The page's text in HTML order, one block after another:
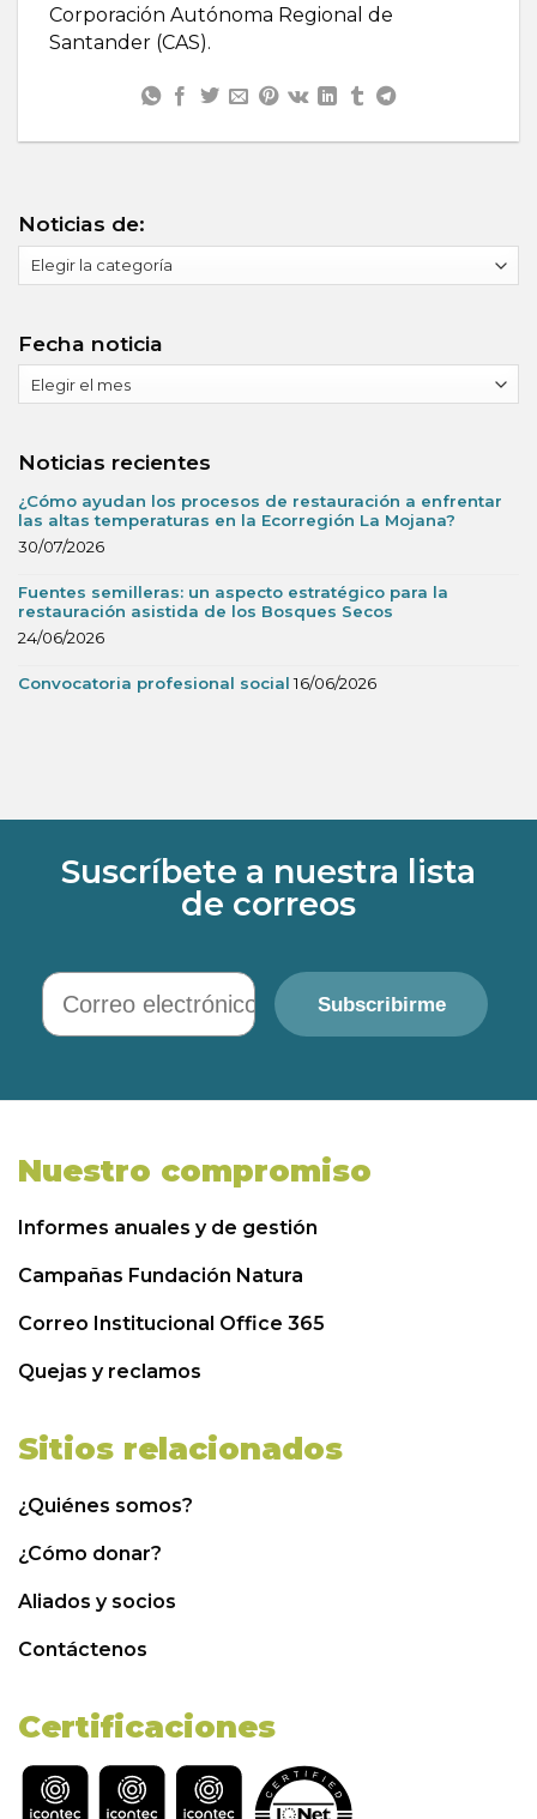
Corporación Autónoma Regional de
Santander (CAS).
Noticias de:
de:
Fecha noticia
noticia
Noticias recientes
¿Cómo ayudan los procesos de restauración a enfrentar
las altas temperaturas en la Ecorregión La Mojana?
30/07/2026
Fuentes semilleras: un aspecto estratégico para la
restauración asistida de los Bosques Secos
24/06/2026
Convocatoria profesional social 16/06/2026
Suscríbete a nuestra lista
de correos
Correo electrónico
Subscribirme
Nuestro compromiso
Informes anuales y de gestión
Campañas Fundación Natura
Correo Institucional Office 365
Quejas y reclamos
Sitios relacionados
¿Quiénes somos?
¿Cómo donar?
Aliados y socios
Contáctenos
Certificaciones